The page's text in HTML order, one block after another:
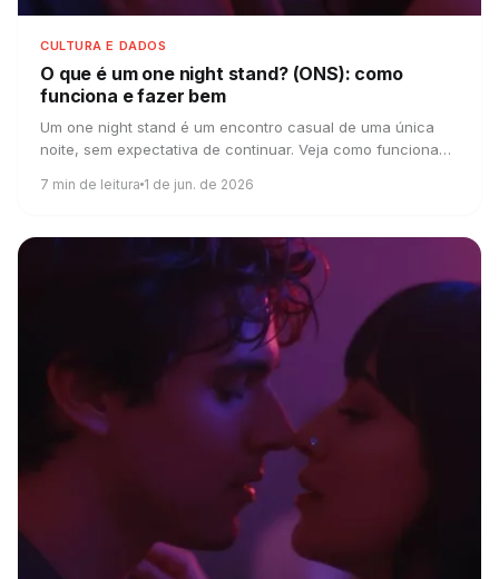
CULTURA E DADOS
O que é um one night stand? (ONS): como
funciona e fazer bem
Um one night stand é um encontro casual de uma única
noite, sem expectativa de continuar. Veja como funciona
7 min de leitura 1 de jun. de 2026